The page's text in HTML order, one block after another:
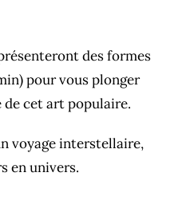
des formes
pour vous plonger
cet art populaire.
voyage interstellaire,
en univers.